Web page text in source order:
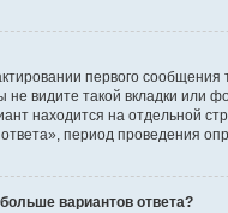
первого
не видите такой вкладки или
находится на отдельной
период проведения
вариантов ответа?